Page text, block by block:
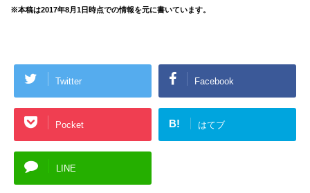
※本稿は2017年8月1日時点での情報を元に書いています。
Twitter Facebook
Pocket B! はてブ
LINE